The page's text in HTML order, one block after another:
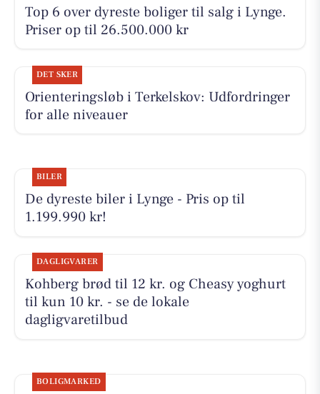
Top 6 over dyreste boliger til salg i Lynge.
Priser op til 26.500.000 kr
DET SKER
Orienteringsløb i Terkelskov: Udfordringer
for alle niveauer
BILER
De dyreste biler i Lynge - Pris op til
1.199.990 kr!
DAGLIGVARER
Kohberg brød til 12 kr. og Cheasy yoghurt
til kun 10 kr. - se de lokale
dagligvaretilbud
BOLIGMARKED